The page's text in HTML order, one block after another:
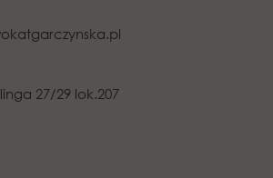
27/29 lok.207